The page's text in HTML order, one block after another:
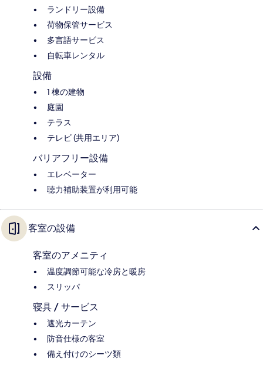
ランドリー設備
荷物保管サービス
多言語サービス
自転車レンタル
設備
1 棟の建物
庭園
テラス
テレビ (共用エリア)
バリアフリー設備
エレベーター
聴力補助装置が利用可能
客室の設備
客室のアメニティ
温度調節可能な冷房と暖房
スリッパ
寝具 / サービス
遮光カーテン
防音仕様の客室
備え付けのシーツ類